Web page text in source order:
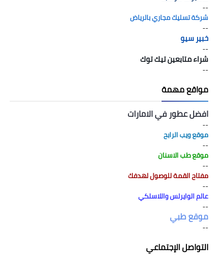
--
شركة تسليك مجاري بالرياض
--
خبير سيو
--
شراء متابعين تيك توك
--
مواقع مهمة
افضل عطور في الامارات
--
موقع ويب الرابح
--
موقع طب الاسنان
--
مفتاح القمة للوصول لهدفك
--
عالم الوايرلس واللاسلكي
--
موقع طبي
--
التواصل الإجتماعي